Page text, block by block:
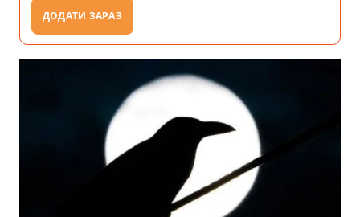
ДОДАТИ ЗАРАЗ